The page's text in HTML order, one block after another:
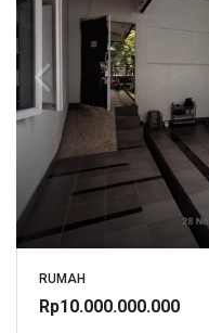
RUMAH
Rp10.000.000.000